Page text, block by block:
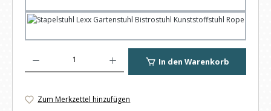
In den Warenkorb
Zum Merkzettel hinzufügen